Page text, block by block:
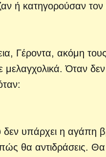
ή κατηγορούσαν τον
Γέροντα, ακόμη
μελαγχολικά. Όταν
υπάρχει η αγάπη
πώς θα αντιδράσεις.